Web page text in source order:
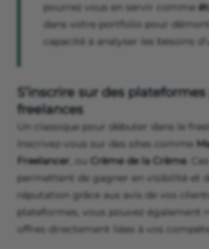
pourrez vous en servir comme
dans votre portfolio pour
capacité à analyser les besoins
S’inscrire sur des
freelances
Un classique pour débuter dans le
Inscrivez-vous sur des sites comme
Freelancer , ou Crème de la Crème.
permettent de gagner en visibilité et
réputation grâce aux avis de vos
plateformes, vous pouvez également
offres directement liées à vos